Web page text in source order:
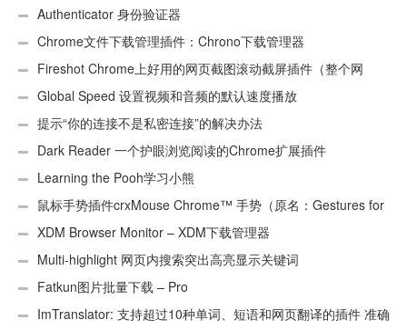
Authenticator 身份验证器
Chrome文件下载管理插件：Chrono下载管理器
Fireshot Chrome上好用的网页截图滚动截屏插件（整个网
页）Global Speed 设置视频和音频的默认速度播放
提示“你的连接不是私密连接”的解决办法
Dark Reader 一个护眼浏览阅读的Chrome扩展插件
Learning the Pooh学习小熊
鼠标手势插件crxMouse Chrome™ 手势（原名：Gestures for
Chrome(TM)汉化版）
XDM Browser Monitor – XDM下载管理器
Multi-highlight 网页内搜索突出高亮显示关键词
Fatkun图片批量下载 – Pro
ImTranslator: 支持超过10种单词、短语和网页翻译的插件 准确